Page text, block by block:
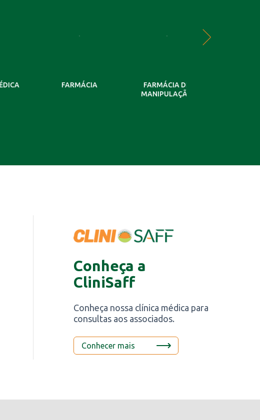
FARMÁCIA
FARMÁCIA DE
MANIPULAÇÃO
Conheça a
CliniSaff
Conheça nossa clínica médica para
consultas aos associados.
Conhecer mais